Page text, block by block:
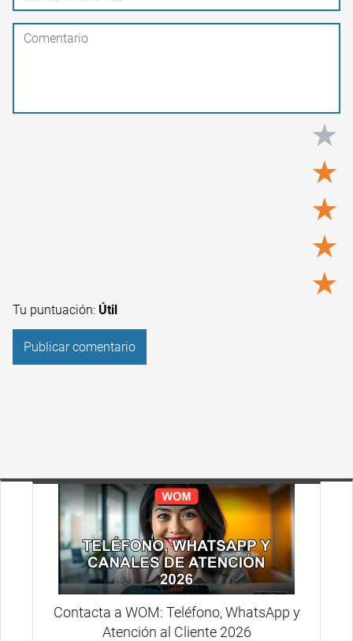
★
★
★
★
★
Tu puntuación: Útil
Contacta a WOM: Teléfono, WhatsApp y
Atención al Cliente 2026